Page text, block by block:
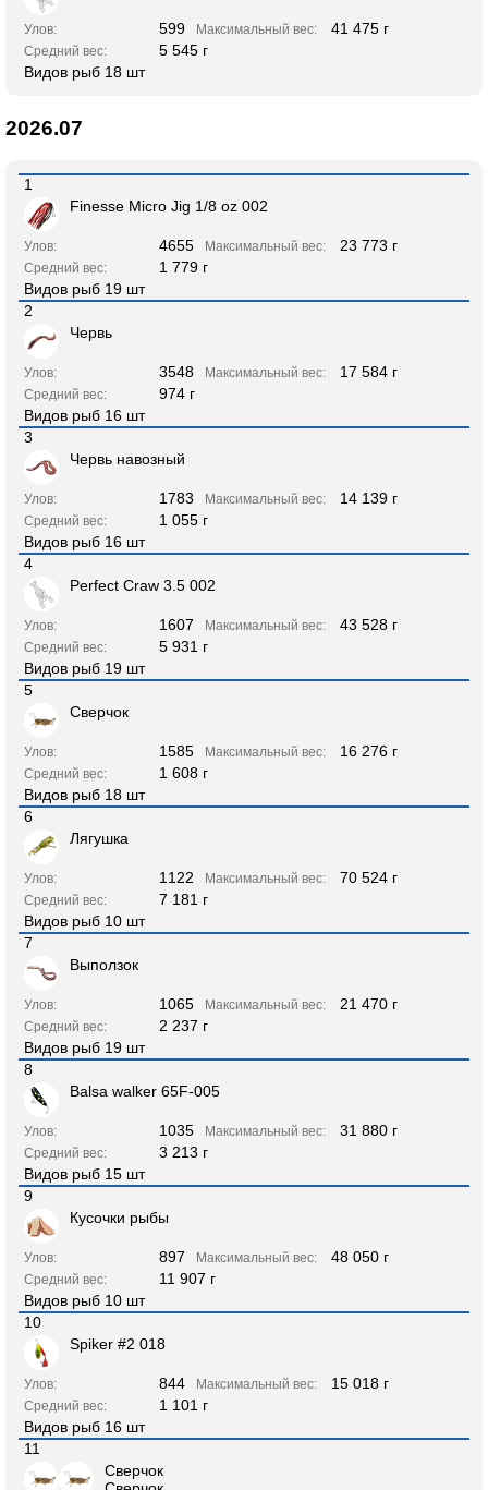
Улов: 599 Максимальный вес: 41 475 г
Средний вес:
5 545 г
Видов рыб 18 шт
2026.07
1
Finesse Micro Jig 1/8 oz 002
Улов: 4655 Максимальный вес: 23 773 г
Средний вес:
1 779 г
Видов рыб 19 шт
2
Червь
Улов: 3548 Максимальный вес: 17 584 г
Средний вес:
974 г
Видов рыб 16 шт
3
Червь навозный
Улов: 1783 Максимальный вес: 14 139 г
Средний вес:
1 055 г
Видов рыб 16 шт
4
Perfect Craw 3.5 002
Улов: 1607 Максимальный вес: 43 528 г
Средний вес:
5 931 г
Видов рыб 19 шт
5
Сверчок
Улов: 1585 Максимальный вес: 16 276 г
Средний вес:
1 608 г
Видов рыб 18 шт
6
Лягушка
Улов: 1122 Максимальный вес: 70 524 г
Средний вес:
7 181 г
Видов рыб 10 шт
7
Выползок
Улов: 1065 Максимальный вес: 21 470 г
Средний вес:
2 237 г
Видов рыб 19 шт
8
Balsa walker 65F-005
Улов: 1035 Максимальный вес: 31 880 г
Средний вес:
3 213 г
Видов рыб 15 шт
9
Кусочки рыбы
Улов: 897 Максимальный вес: 48 050 г
Средний вес:
11 907 г
Видов рыб 10 шт
10
Spiker #2 018
Улов: 844 Максимальный вес: 15 018 г
Средний вес:
1 101 г
Видов рыб 16 шт
11
Сверчок